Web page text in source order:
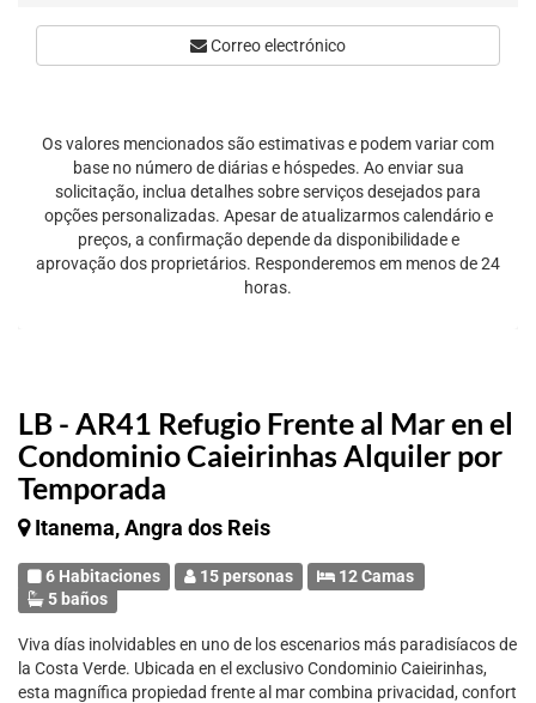
LB - AR41 Refugio Frente al Mar en el
Condominio Caieirinhas Alquiler por
Temporada
Itanema, Angra dos Reis
6 Habitaciones 15 personas
12 Camas
5 baños
Viva días inolvidables en uno de los escenarios más paradisíacos de
la Costa Verde. Ubicada en el exclusivo Condominio Caieirinhas,
esta magnífica propiedad frente al mar combina privacidad, confort
Correo electrónico
Os valores mencionados são estimativas e podem variar com
base no número de diárias e hóspedes. Ao enviar sua
solicitação, inclua detalhes sobre serviços desejados para
opções personalizadas. Apesar de atualizarmos calendário e
preços, a confirmação depende da disponibilidade e
aprovação dos proprietários. Responderemos em menos de 24
horas.